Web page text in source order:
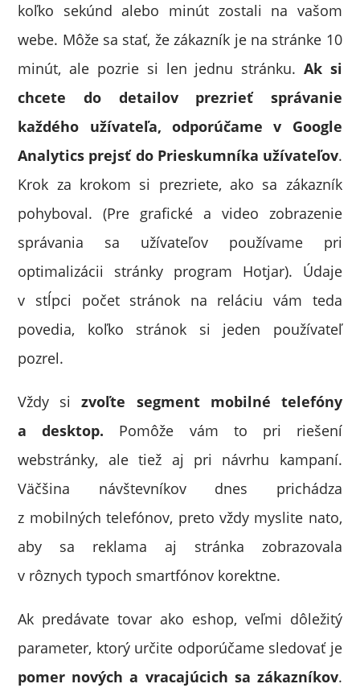
koľko sekúnd alebo minút zostali na vašom
webe. Môže sa stať, že zákazník je na stránke 10
minút, ale pozrie si len jednu stránku. Ak si
chcete do detailov prezrieť správanie
každého užívateľa, odporúčame v Google
Analytics prejsť do Prieskumníka užívateľov.
Krok za krokom si prezriete, ako sa zákazník
pohyboval. (Pre grafické a video zobrazenie
správania sa užívateľov používame pri
optimalizácii stránky program Hotjar). Údaje
v stĺpci počet stránok na reláciu vám teda
povedia, koľko stránok si jeden používateľ
pozrel.
Vždy sizvoľte segment mobilné telefóny
a desktop. Pomôže vám to pri riešení
webstránky, ale tiež aj pri návrhu kampaní.
Väčšina návštevníkov dnes prichádza
z mobilných telefónov, preto vždy myslite nato,
aby sa reklama aj stránka zobrazovala
v rôznych typoch smartfónov korektne.
Ak predávate tovar ako eshop, veľmi dôležitý
parameter, ktorý určite odporúčame sledovať je
pomer nových a vracajúcich sa zákazníkov.